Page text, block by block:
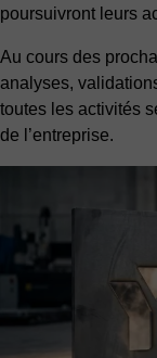
poursuivront leurs
Au cours des
analyses,
toutes les activités
de l’entreprise.